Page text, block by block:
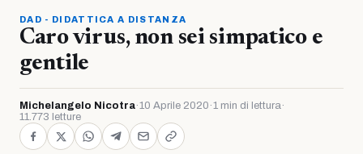
DAD - DIDATTICA A DISTANZA
Caro virus, non sei simpatico e
gentile
Michelangelo Nicotra·10 Aprile 2020 ·1 min di lettura·
11.773 letture